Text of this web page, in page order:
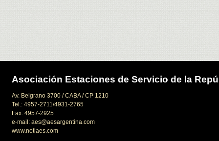
Asociación Estaciones de Servicio de la
Av. Belgrano 3700 / CABA / CP 1210
Tel.: 4957-2711/4931-2765
Fax: 4957-2925
e-mail: aes@aesargentina.com
www.notiaes.com